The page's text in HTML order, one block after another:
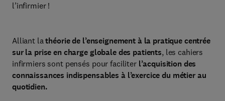
l’infirmier !
Alliant lathéorie de l’enseignement à la pratique centrée
sur la prise en charge globale des patients, les cahiers
infirmiers sont pensés pour faciliter l’acquisition des
connaissances indispensables à l’exercice du métier au
quotidien.